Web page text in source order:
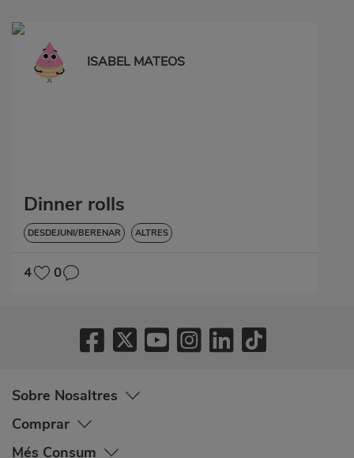
ISABEL MATEOS
Dinner rolls
DESDEJUNI/BERENAR ALTRES
4 0
Sobre Nosaltres
Comprar
Més Consum